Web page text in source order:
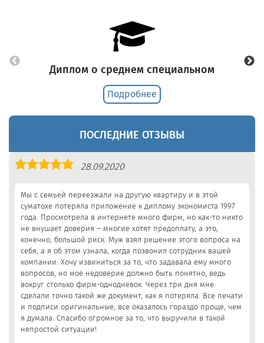
Диплом о среднем специальном
Подробнее
ПОСЛЕДНИЕ ОТЗЫВЫ
Оценка
28.09.2020
Мы с семьей переезжали на другую квартиру и в этой
суматохе потеряла приложение к диплому экономиста 1997
года. Просмотрела в интернете много фирм, но как-то никто
не внушает доверия – многие хотят предоплату, а это,
конечно, большой риск. Муж взял решение этого вопроса на
себя, а я об этом узнала, когда позвонил сотрудник вашей
компании. Хочу извиниться за то, что задавала ему много
вопросов, но мое недоверие должно быть понятно, ведь
вокруг столько фирм-однодневок. Через три дня мне
сделали точно такой же документ, как я потеряла. Все печати
и подписи оригинальные, все оказалось гораздо проще, чем
я думала. Спасибо огромное за то, что выручили в такой
непростой ситуации!